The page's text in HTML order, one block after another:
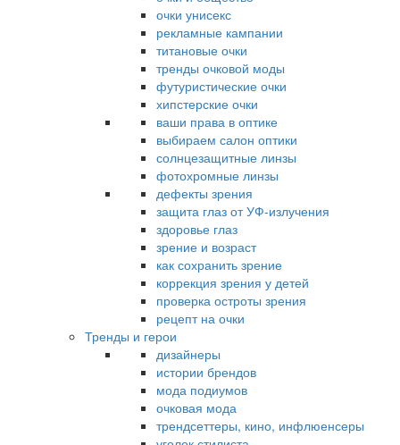
очки унисекс
рекламные кампании
титановые очки
тренды очковой моды
футуристические очки
хипстерские очки
ваши права в оптике
выбираем салон оптики
солнцезащитные линзы
фотохромные линзы
дефекты зрения
защита глаз от УФ-излучения
здоровье глаз
зрение и возраст
как сохранить зрение
коррекция зрения у детей
проверка остроты зрения
рецепт на очки
Тренды и герои
дизайнеры
истории брендов
мода подиумов
очковая мода
трендсеттеры, кино, инфлюенсеры